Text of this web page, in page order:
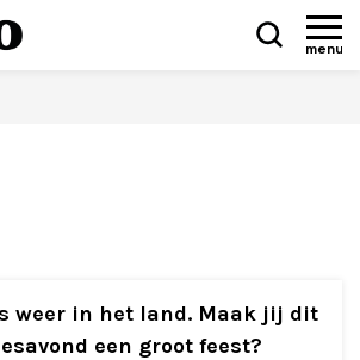
menu
weer in het land. Maak jij dit
een groot feest?